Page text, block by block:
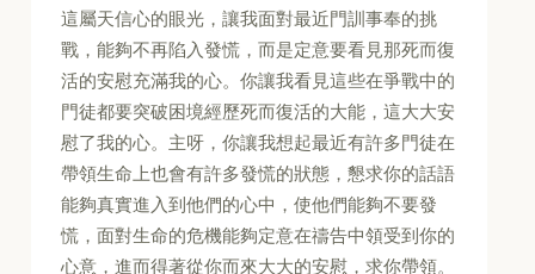
這屬天信心的眼光，讓我面對最近門訓事奉的挑
戰，能夠不再陷入發慌，而是定意要看見那死而復
活的安慰充滿我的心。你讓我看見這些在爭戰中的
門徒都要突破困境經歷死而復活的大能，這大大安
慰了我的心。主呀，你讓我想起最近有許多門徒在
帶領生命上也會有許多發慌的狀態，懇求你的話語
能夠真實進入到他們的心中，使他們能夠不要發
慌，面對生命的危機能夠定意在禱告中領受到你的
心意，進而得著從你而來大大的安慰，求你帶領。